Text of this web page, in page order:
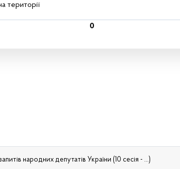
території
0
народних депутатів України (10 сесія - ...)